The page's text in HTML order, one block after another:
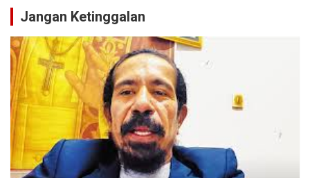
Jangan Ketinggalan